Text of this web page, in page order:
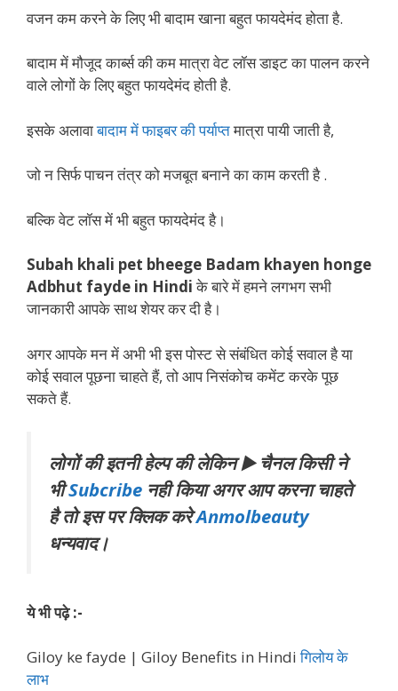
वजन कम करने के लिए भी बादाम खाना बहुत फायदेमंद होता है.
बादाम में मौजूद कार्ब्स की कम मात्रा वेट लॉस डाइट का पालन करने
वाले लोगों के लिए बहुत फायदेमंद होती है.
इसके अलावाबादाम में फाइबर की पर्याप्तमात्रा पायी जाती है,
जो न सिर्फ पाचन तंत्र को मजबूत बनाने का काम करती है .
बल्कि वेट लॉस में भी बहुत फायदेमंद है।
Subah khali pet bheege Badam khayen honge
Adbhut fayde in Hindiके बारे में हमने लगभग सभी
जानकारी आपके साथ शेयर कर दी है।
अगर आपके मन में अभी भी इस पोस्ट से संबंधित कोई सवाल है या
कोई सवाल पूछना चाहते हैं, तो आप निसंकोच कमेंट करके पूछ
सकते हैं.
लोगों की इतनी हेल्प की लेकिन ▶️ चैनल किसी ने
भीSubcribe नही किया अगर आप करना चाहते
है तो इस पर क्लिक करेAnmolbeauty
धन्यवाद।
ये भी पढ़े :-
Giloy ke fayde | Giloy Benefits in Hindiगिलोय के
लाभ